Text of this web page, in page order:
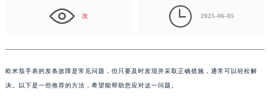
次  2025-06-05
欧米茄手表的发条故障是常见问题，但只要及时发现并采取正确措施，通常可以轻松解
决。以下是一些推荐的方法，希望能帮助您应对这一问题。